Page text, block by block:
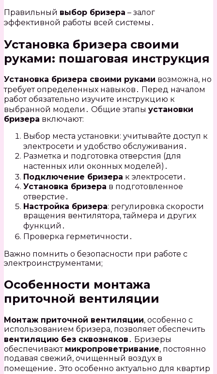
Правильный выбор бризера – залог
эффективной работы всей системы․
Установка бризера своими
руками: пошаговая инструкция
Установка бризера своими руками возможна, но
требует определенных навыков․ Перед началом
работ обязательно изучите инструкцию к
выбранной модели․ Общие этапы установки
бризера включают:
Выбор места установки: учитывайте доступ к
электросети и удобство обслуживания․
Разметка и подготовка отверстия (для
настенных или оконных моделей)․
Подключение бризера к электросети․
Установка бризера в подготовленное
отверстие․
Настройка бризера: регулировка скорости
вращения вентилятора, таймера и других
функций․
Проверка герметичности․
Важно помнить о безопасности при работе с
электроинструментами;
Особенности монтажа
приточной вентиляции
Монтаж приточной вентиляции, особенно с
использованием бризера, позволяет обеспечить
вентиляцию без сквозняков ․ Бризеры
обеспечивают микропроветривание, постоянно
подавая свежий, очищенный воздух в
помещение․ Это особенно актуально для квартир